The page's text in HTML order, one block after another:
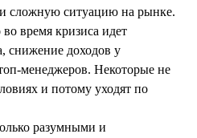
и сложную ситуацию на рынке.
время кризиса идет
снижение доходов у
менеджеров. Некоторые не
и потому уходят по
разумными и